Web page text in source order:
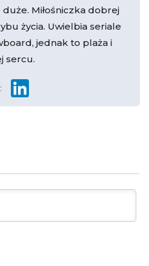
Miłośniczka dobrej
życia. Uwielbia seriale
jednak to plaża i
sercu.